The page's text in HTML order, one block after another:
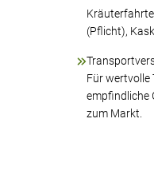
(Pflicht),
Für wertvolle
empfindliche
zum Markt.